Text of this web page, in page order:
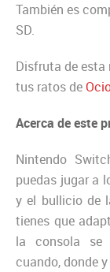
También es
SD.
Disfruta de esta
tus ratos de
Acerca de este
Nintendo
puedas jugar a
y el bullicio de
tienes que
la consola se
cuando, donde